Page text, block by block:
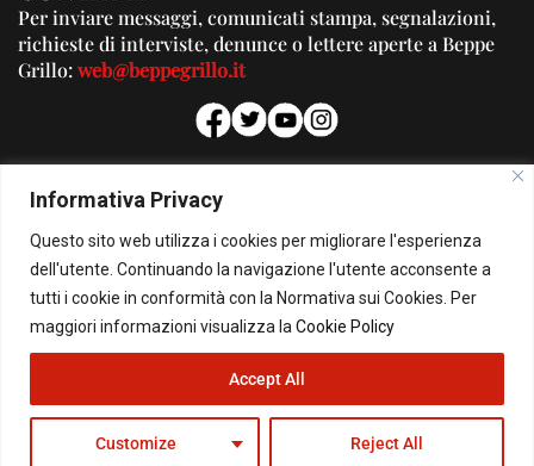
Informativa Privacy
Questo sito web utilizza i cookies per migliorare l'esperienza
dell'utente. Continuando la navigazione l'utente acconsente a
tutti i cookie in conformità con la Normativa sui Cookies. Per
maggiori informazioni visualizza la Cookie Policy
Customize Reject All
Accept All
Per inviare messaggi, comunicati stampa, segnalazioni,
richieste di interviste, denunce o lettere aperte a Beppe
Grillo:web@beppegrillo.it
PUBBLICITA'
Per la tua pubblicità su questo Blog:
pubblicita@beppegrillo.it
HOMEPAGE COOKIE POLICY PRIVACY POLICY CONTATTI
© Copyright 2026 - Il Blog di Beppe Grillo. All Rights Reserved - Powered by
happygrafic.com